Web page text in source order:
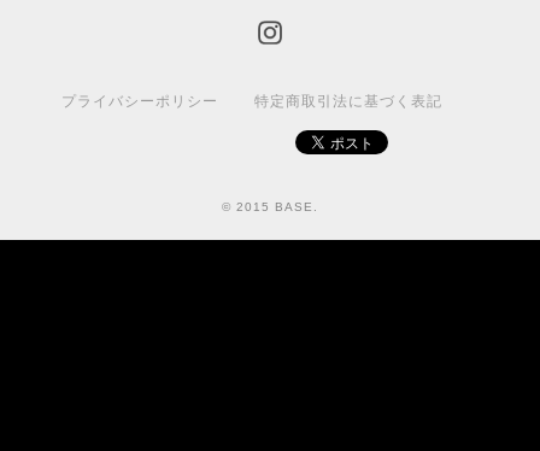
プライバシーポリシー 特定商取引法に基づく表記
© 2015 BASE.